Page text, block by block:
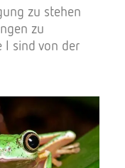
zu stehen
zu
I sind von der